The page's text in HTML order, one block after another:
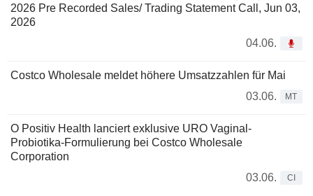
2026 Pre Recorded Sales/ Trading Statement Call, Jun 03,
2026
04.06.
Costco Wholesale meldet höhere Umsatzzahlen für Mai
03.06.
MT
O Positiv Health lanciert exklusive URO Vaginal-
Probiotika-Formulierung bei Costco Wholesale
Corporation
03.06.
CI